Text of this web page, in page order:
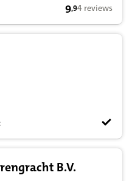
9,9 op basis
9,94 reviews
B.V.